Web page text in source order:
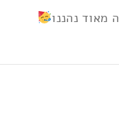
מאוד נהננו